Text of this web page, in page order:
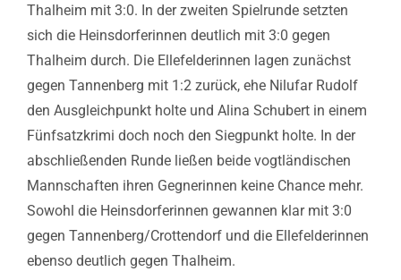
Thalheim mit 3:0. In der zweiten Spielrunde setzten
sich die Heinsdorferinnen deutlich mit 3:0 gegen
Thalheim durch. Die Ellefelderinnen lagen zunächst
gegen Tannenberg mit 1:2 zurück, ehe Nilufar Rudolf
den Ausgleichpunkt holte und Alina Schubert in einem
Fünfsatzkrimi doch noch den Siegpunkt holte. In der
abschließenden Runde ließen beide vogtländischen
Mannschaften ihren Gegnerinnen keine Chance mehr.
Sowohl die Heinsdorferinnen gewannen klar mit 3:0
gegen Tannenberg/Crottendorf und die Ellefelderinnen
ebenso deutlich gegen Thalheim.